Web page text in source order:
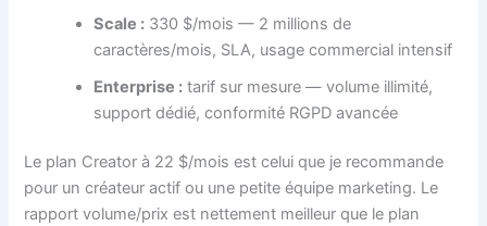
Scale : 330 $/mois — 2 millions de
caractères/mois, SLA, usage commercial intensif
Enterprise : tarif sur mesure — volume illimité,
support dédié, conformité RGPD avancée
Le plan Creator à 22 $/mois est celui que je recommande
pour un créateur actif ou une petite équipe marketing. Le
rapport volume/prix est nettement meilleur que le plan